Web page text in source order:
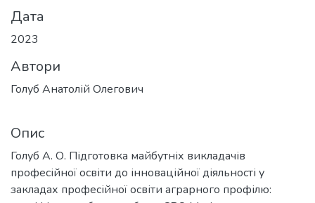
Дата
2023
Автори
Голуб Анатолій Олегович
Опис
Голуб А. О. Підготовка майбутніх викладачів
професійної освіти до інноваційної діяльності у
закладах професійної освіти аграрного профілю: